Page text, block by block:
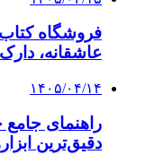
۱۴۰۲/۱۱/۲۹
دست رد FATF به مواضع اخیر ترامپ
حقوقدان